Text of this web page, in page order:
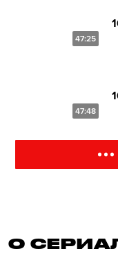
47:25
47:48
О